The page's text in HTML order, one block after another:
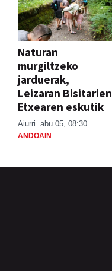
Naturan
murgiltzeko
jarduerak,
Leizaran Bisitarien
Etxearen eskutik
Aiurri abu 05, 08:30
ANDOAIN